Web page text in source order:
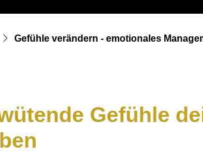
Gefühle verändern - emotionales
Gefühle